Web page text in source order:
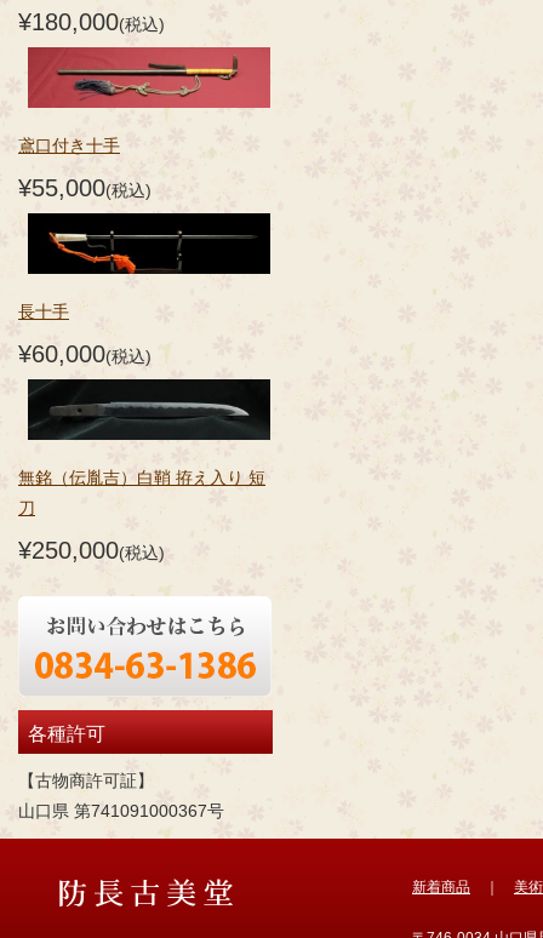
¥180,000(税込)
鳶口付き十手
¥55,000(税込)
長十手
¥60,000(税込)
無銘（伝胤吉）白鞘 拵え入り 短
刀
¥250,000(税込)
各種許可
【古物商許可証】
山口県 第741091000367号
新着商品 美